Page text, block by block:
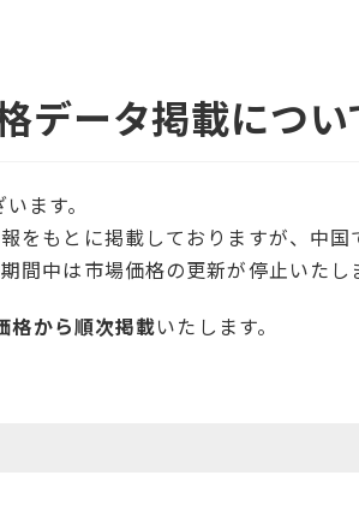
データ掲載につい
ます。
をもとに掲載しておりますが、中国
中は市場価格の更新が停止いたし
格から順次掲載いたします。